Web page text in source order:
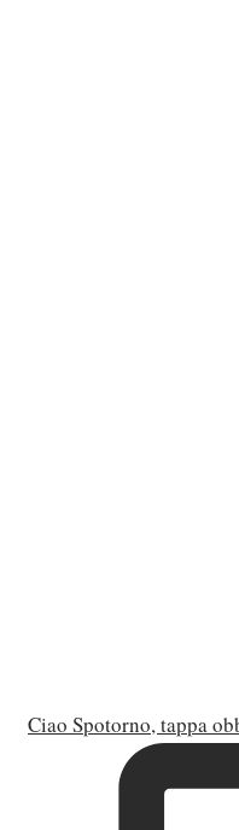
Ciao Spotorno, tappa